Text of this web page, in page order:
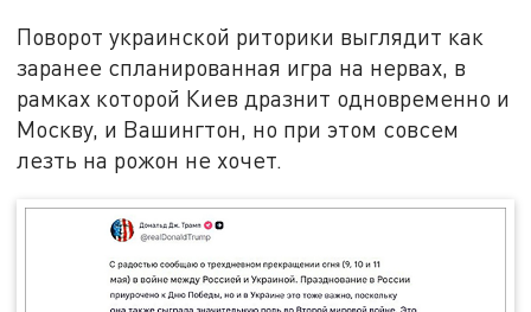
Поворот украинской риторики выглядит как
заранее спланированная игра на нервах, в
рамках которой Киев дразнит одновременно и
Москву, и Вашингтон, но при этом совсем
лезть на рожон не хочет.